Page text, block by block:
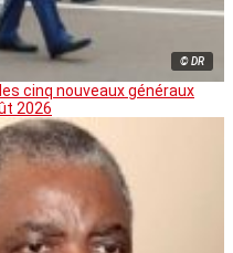
© DR
cinq nouveaux généraux
2026